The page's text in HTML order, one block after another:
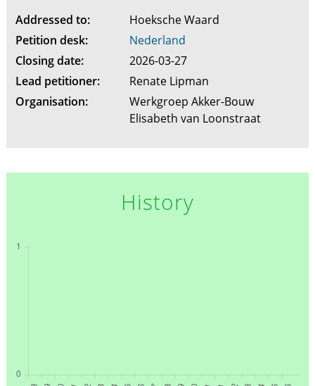
Addressed to:
Hoeksche Waard
Petition desk:
Nederland
Closing date:
2026-03-27
Lead petitioner:
Renate Lipman
Organisation:
Werkgroep Akker-Bouw
Elisabeth van Loonstraat
History